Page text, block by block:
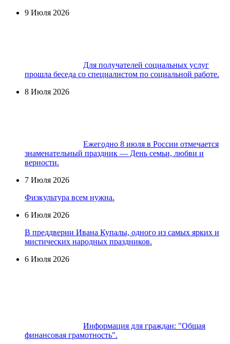
9 Июля 2026
Для получателей социальных услуг
прошла беседа со специалистом по социальной работе.
8 Июля 2026
Ежегодно 8 июля в России отмечается
знаменательный праздник — День семьи, любви и
верности.
7 Июля 2026
Физкультура всем нужна.
6 Июля 2026
В преддверии Ивана Купалы, одного из самых ярких и
мистических народных праздников.
6 Июля 2026
Информация для граждан: "Общая
финансовая грамотность".